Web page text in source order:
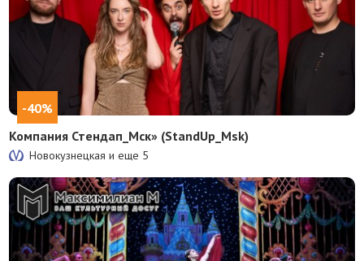
-40%
Компания Стендап_Мск» (StandUp_Msk)
Новокузнецкая и еще 5